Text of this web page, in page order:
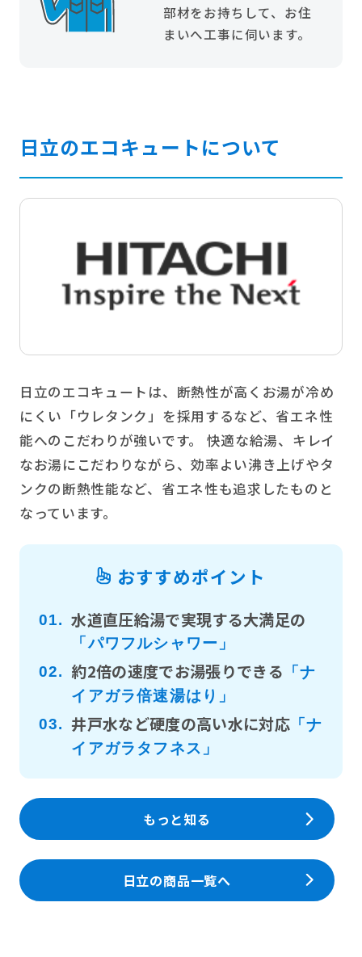
部材をお持ちして、お住
まいへ工事に伺います。
日立のエコキュートについて
日立のエコキュートは、断熱性が高くお湯が冷め
にくい「ウレタンク」を採用するなど、省エネ性
能へのこだわりが強いです。 快適な給湯、キレイ
なお湯にこだわりながら、効率よい沸き上げやタ
ンクの断熱性能など、省エネ性も追求したものと
なっています。
おすすめポイント
01. 水道直圧給湯で実現する大満足の
「パワフルシャワー」
02.
約2倍の速度でお湯張りできる 「ナ
イアガラ倍速湯はり」
03. 井戸水など硬度の高い水に対応「ナ
イアガラタフネス」
もっと知る
日立の商品一覧へ